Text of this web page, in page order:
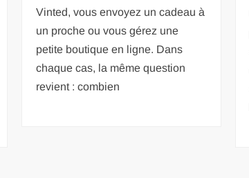
Vinted, vous envoyez un cadeau à
un proche ou vous gérez une
petite boutique en ligne. Dans
chaque cas, la même question
revient : combien